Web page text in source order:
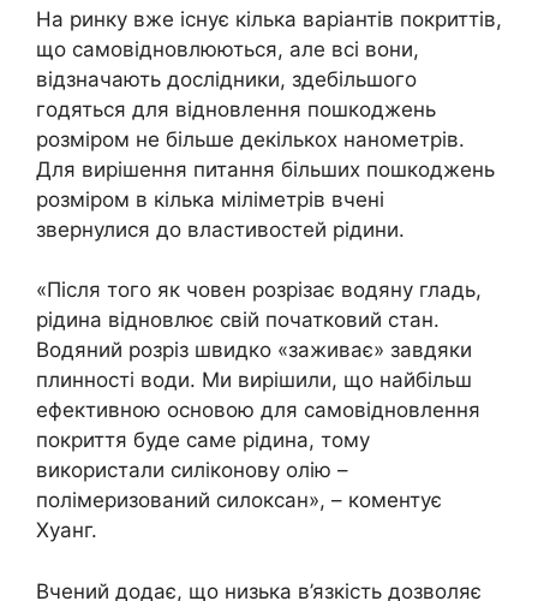
На ринку вже існує кілька варіантів покриттів,
що самовідновлюються, але всі вони,
відзначають дослідники, здебільшого
годяться для відновлення пошкоджень
розміром не більше декількох нанометрів.
Для вирішення питання більших пошкоджень
розміром в кілька міліметрів вчені
звернулися до властивостей рідини.
«Після того як човен розрізає водяну гладь,
рідина відновлює свій початковий стан.
Водяний розріз швидко «заживає» завдяки
плинності води. Ми вирішили, що найбільш
ефективною основою для самовідновлення
покриття буде саме рідина, тому
використали силіконову олію –
полімеризований силоксан», – коментує
Хуанг.
Вчений додає, що низька в’язкість дозволяє